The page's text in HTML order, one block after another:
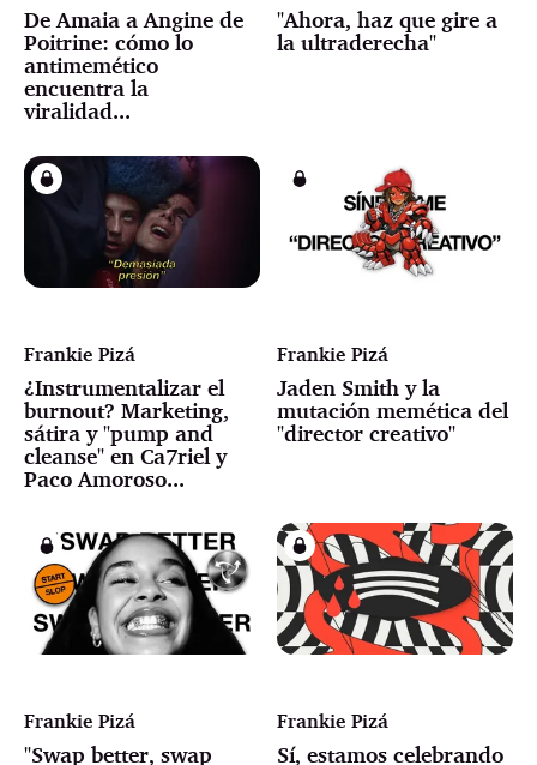
De Amaia a Angine de
Poitrine: cómo lo
antimemético
encuentra la
viralidad...
"Ahora, haz que gire a
la ultraderecha"
Frankie Pizá
¿Instrumentalizar el
burnout? Marketing,
sátira y "pump and
cleanse" en Ca7riel y
Paco Amoroso...
Frankie Pizá
Jaden Smith y la
mutación memética del
"director creativo"
Frankie Pizá
"Swap better, swap
Frankie Pizá
Sí, estamos celebrando